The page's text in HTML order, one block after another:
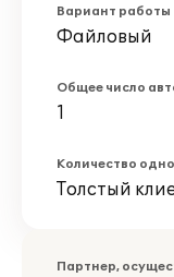
Вариант работы
Файловый
Общее число
1
Количество
Толстый
Партнер,